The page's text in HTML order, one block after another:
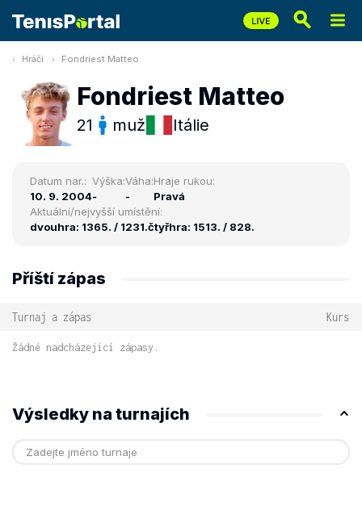
Hráči Fondriest Matteo
Fondriest Matteo
21 muž Itálie
Datum nar.:
10. 9. 2004
Výška:
-
Váha:
-
Hraje rukou:
Pravá
Aktuální/nejvyšší umístění:
dvouhra: 1365. / 1231.čtyřhra: 1513. / 828.
Příští zápas
Turnaj a zápas Kurs
Žádné nadcházející zápasy.
Výsledky na turnajích